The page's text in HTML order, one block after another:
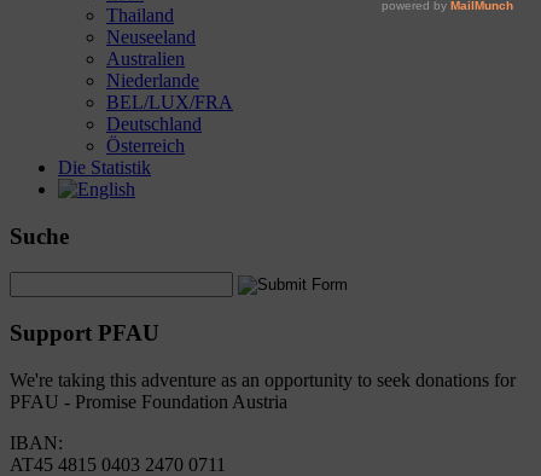
Thailand
Neuseeland
Australien
Niederlande
BEL/LUX/FRA
Deutschland
Österreich
Die Statistik
Suche
Support PFAU
We're taking this adventure as an opportunity to seek donations for
PFAU - Promise Foundation Austria
IBAN:
AT45 4815 0403 2470 0711